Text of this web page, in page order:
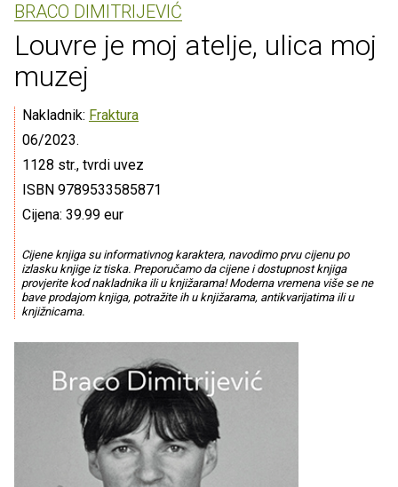
BRACO DIMITRIJEVIĆ
Louvre je moj atelje, ulica moj
muzej
Nakladnik: Fraktura
06/2023.
1128 str., tvrdi uvez
ISBN 9789533585871
Cijena: 39.99 eur
Cijene knjiga su informativnog karaktera, navodimo prvu cijenu po
izlasku knjige iz tiska. Preporučamo da cijene i dostupnost knjiga
provjerite kod nakladnika ili u knjižarama! Moderna vremena više se ne
bave prodajom knjiga, potražite ih u knjižarama, antikvarijatima ili u
knjižnicama.